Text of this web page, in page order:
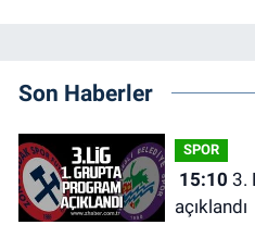
Son Haberler
SPOR
15:10
açıklandı